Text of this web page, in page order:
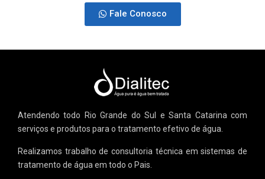
Fale Conosco
Atendendo todo Rio Grande do Sul e Santa Catarina com
serviços e produtos para o tratamento efetivo de água.
Realizamos trabalho de consultoria técnica em sistemas de
tratamento de água em todo o Pais.